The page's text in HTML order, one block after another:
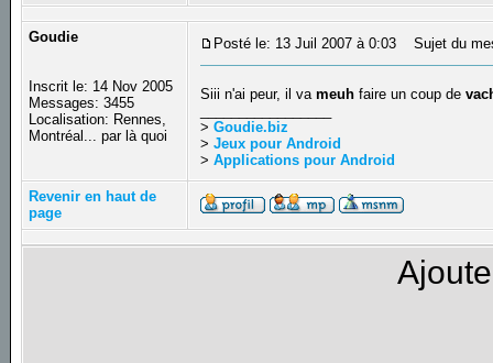
Goudie
Inscrit le: 14 Nov 2005
Messages: 3455
Localisation: Rennes,
Montréal... par là quoi
Posté le: 13 Juil 2007 à 0:03 Sujet du
Siii n'ai peur, il vameuh faire un coup de
>Goudie.biz
>Jeux pour Android
>Applications pour Android
Revenir en haut de
page